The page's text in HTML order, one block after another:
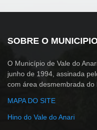
SOBRE O
O Município de Vale do
junho de 1994, assinada
com área desmembrada do
MAPA DO SITE
Hino do Vale do Anari